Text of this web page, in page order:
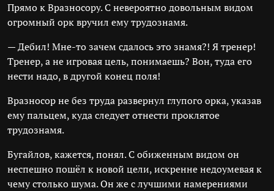
Прямо к Вразносору. С невероятно довольным видом
огромный орк вручил ему трудознамя.
— Дебил! Мне-то зачем сдалось это знамя?! Я тренер!
Тренер, а не игровая цель, понимаешь? Вон, туда его
нести надо, в другой конец поля!
Вразносор не без труда развернул глупого орка, указав
ему пальцем, куда следует отнести проклятое
трудознамя.
Бугайлов, кажется, понял. С обиженным видом он
неспешно пошёл к новой цели, искренне недоумевая к
чему столько шума. Он же с лучшими намерениями